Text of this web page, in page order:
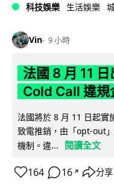
科技娛樂 生活娛樂
Vin 9 小時
法國 8 月 11
Cold Call 違
法國將於 8 月 11 日起實
致電推銷，由「opt-out
機制。違...
閱讀全文
164 16 ↗ 分享